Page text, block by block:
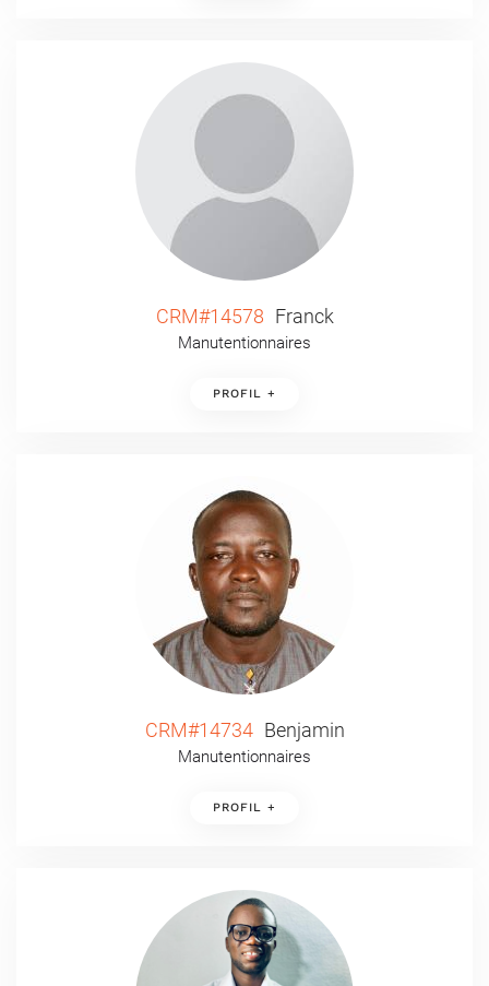
CRM#14578 Franck
Manutentionnaires
PROFIL +
CRM#14734 Benjamin
Manutentionnaires
PROFIL +